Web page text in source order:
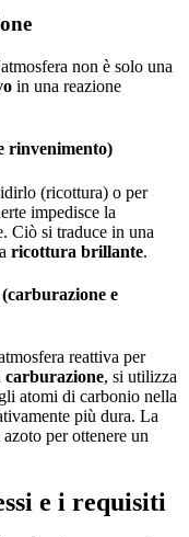
non è solo una
in una reazione
rinvenimento)
(ricottura) o per
impedisce la
Ciò si traduce in una
ricottura brillante.
e
reattiva per
carburazione, si utilizza
atomi di carbonio nella
più dura. La
per ottenere un
e i requisiti